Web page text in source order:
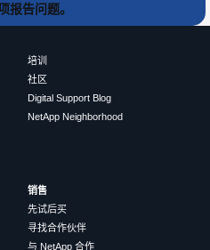
报告问题。
培训
社区
Digital Support Blog
NetApp Neighborhood
销售
先试后买
寻找合作伙伴
与 NetApp 合作